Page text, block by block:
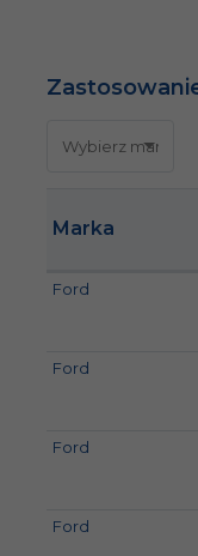
Marka
Ford
Ford
Ford
Ford